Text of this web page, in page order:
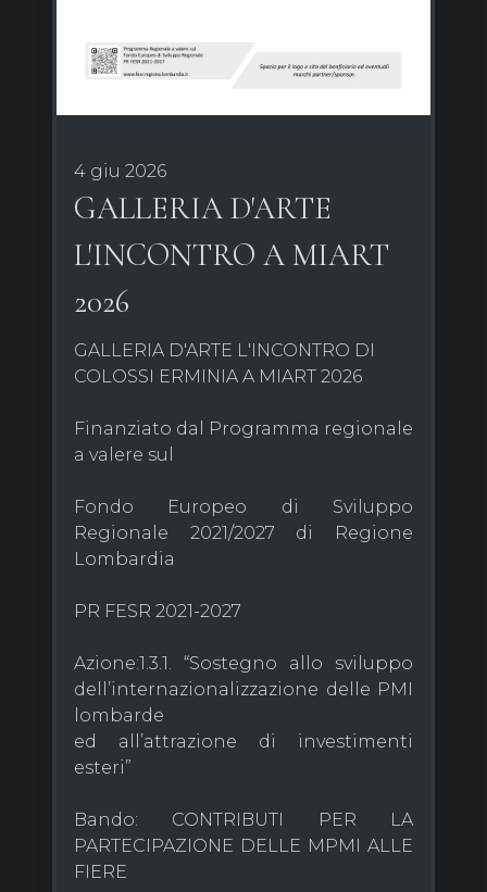
4 giu 2026
GALLERIA D'ARTE
L'INCONTRO A MIART
2026
GALLERIA D'ARTE L'INCONTRO DI
COLOSSI ERMINIA A MIART 2026
Finanziato dal Programma regionale
a valere sul
Fondo Europeo di Sviluppo
Regionale 2021/2027 di Regione
Lombardia
PR FESR 2021-2027
Azione:1.3.1. “Sostegno allo sviluppo
dell’internazionalizzazione delle PMI
lombarde
ed all’attrazione di investimenti
esteri”
Bando: CONTRIBUTI PER LA
PARTECIPAZIONE DELLE MPMI ALLE
FIERE